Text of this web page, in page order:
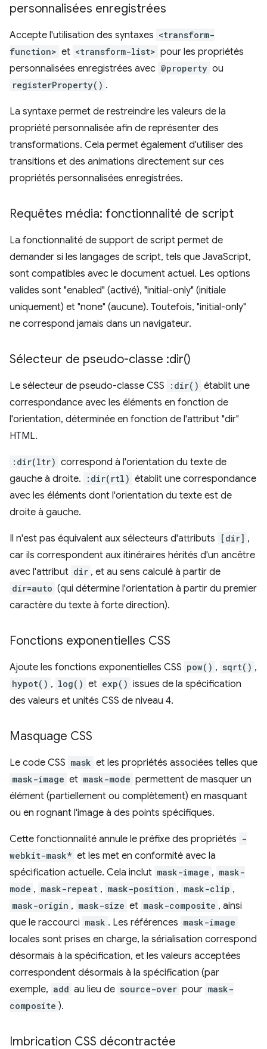
personnalisées enregistrées
Accepte l'utilisation des syntaxes <transform-
function> et <transform-list> pour les propriétés
personnalisées enregistrées avec @property ou
registerProperty() .
La syntaxe permet de restreindre les valeurs de la
propriété personnalisée afin de représenter des
transformations. Cela permet également d'utiliser des
transitions et des animations directement sur ces
propriétés personnalisées enregistrées.
Requêtes média: fonctionnalité de script
La fonctionnalité de support de script permet de
demander si les langages de script, tels que JavaScript,
sont compatibles avec le document actuel. Les options
valides sont "enabled" (activé), "initial-only" (initiale
uniquement) et "none" (aucune). Toutefois, "initial-only"
ne correspond jamais dans un navigateur.
Sélecteur de pseudo-classe :dir()
Le sélecteur de pseudo-classe CSS :dir() établit une
correspondance avec les éléments en fonction de
l'orientation, déterminée en fonction de l'attribut "dir"
HTML.
:dir(ltr) correspond à l'orientation du texte de
gauche à droite.
:dir(rtl) établit une correspondance
avec les éléments dont l'orientation du texte est de
droite à gauche.
Il n'est pas équivalent aux sélecteurs d'attributs [dir] ,
car ils correspondent aux itinéraires hérités d'un ancêtre
avec l'attribut dir , et au sens calculé à partir de
dir=auto (qui détermine l'orientation à partir du premier
caractère du texte à forte direction).
Fonctions exponentielles CSS
Ajoute les fonctions exponentielles CSS pow() , sqrt() ,
hypot() , log() et exp() issues de la spécification
des valeurs et unités CSS de niveau 4.
Masquage CSS
Le code CSS mask et les propriétés associées telles que
mask-image et mask-mode permettent de masquer un
élément (partiellement ou complètement) en masquant
ou en rognant l'image à des points spécifiques.
Cette fonctionnalité annule le préfixe des propriétés -
webkit-mask* et les met en conformité avec la
spécification actuelle. Cela inclut mask-image , mask-
mode , mask-repeat , mask-position , mask-clip ,
mask-origin , mask-size et mask-composite , ainsi
que le raccourci mask . Les références mask-image
locales sont prises en charge, la sérialisation correspond
désormais à la spécification, et les valeurs acceptées
correspondent désormais à la spécification (par
exemple, add au lieu de source-over pour mask-
composite ).
Imbrication CSS décontractée